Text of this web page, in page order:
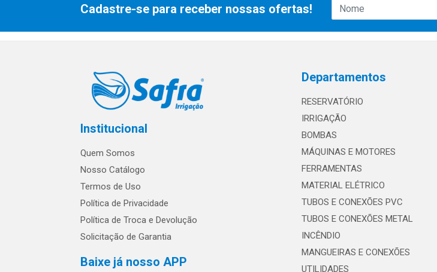
Cadastre-se para receber nossas ofertas!
Institucional
Quem Somos
Nosso Catálogo
Termos de Uso
Política de Privacidade
Política de Troca e Devolução
Solicitação de Garantia
Baixe já nosso APP
Departamentos
RESERVATÓRIO
IRRIGAÇÃO
BOMBAS
MÁQUINAS E MOTORES
FERRAMENTAS
MATERIAL ELÉTRICO
TUBOS E CONEXÕES PVC
TUBOS E CONEXÕES METAL
INCÊNDIO
MANGUEIRAS E CONEXÕES
UTILIDADES